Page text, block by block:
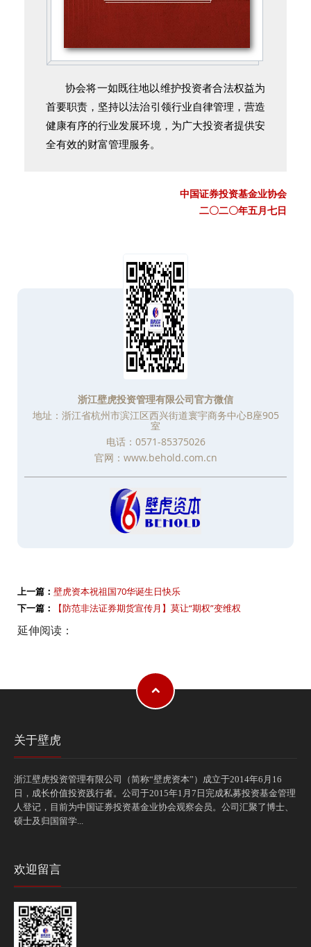
协会将一如既往地以维护投资者合法权益为
首要职责，坚持以法治引领行业自律管理，营造
健康有序的行业发展环境，为广大投资者提供安
全有效的财富管理服务。
中国证券投资基金业协会
二〇二〇年五月七日
浙江壁虎投资管理有限公司官方微信
地址：浙江省杭州市滨江区西兴街道寰宇商务中心B座905
室
电话：0571-85375026
官网：www.behold.com.cn
上一篇： 壁虎资本祝祖国70华诞生日快乐
下一篇：
【防范非法证券期货宣传月】莫让“期权”变维权
延伸阅读：
关于壁虎
浙江壁虎投资管理有限公司（简称“壁虎资本”）成立于2014年6月16
日，成长价值投资践行者。公司于2015年1月7日完成私募投资基金管理
人登记，目前为中国证券投资基金业协会观察会员。公司汇聚了博士、
硕士及归国留学...
欢迎留言